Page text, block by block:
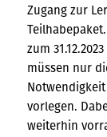
Zugang zur
zum
müssen nur
vorlegen.
weiterhin